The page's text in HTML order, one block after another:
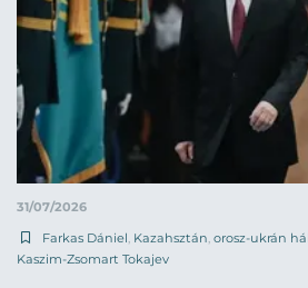
31/07/2026
Farkas Dániel, Kazahsztán, orosz-ukrán
Kaszim-Zsomart Tokajev